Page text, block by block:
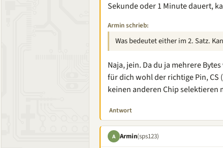
Sekunde oder 1 Minute dauert,
Armin schrieb:
Was bedeutet either im 2. Satz.
Naja, jein. Da du ja mehrere
für dich wohl der richtige Pin, CS
keinen anderen Chip selektieren
Antwort
A Armin(sps123)